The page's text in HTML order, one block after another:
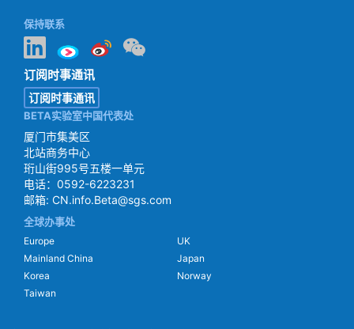
保持联系
订阅时事通讯
订阅时事通讯
BETA实验室中国代表处
厦门市集美区
北站商务中心
珩山街995号五楼一单元
电话：0592-6223231
邮箱: CN.info.Beta@sgs.com
全球办事处
Europe
UK
Mainland China
Japan
Korea
Norway
Taiwan